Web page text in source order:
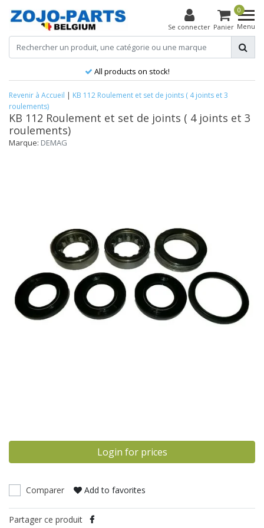
Se connecter
0
Panier Menu
All products on stock!
Revenir à Accueil | KB 112 Roulement et set de joints ( 4 joints et 3
roulements)
KB 112 Roulement et set de joints ( 4 joints et 3
roulements)
Marque: DEMAG
Login for prices
Comparer Add to favorites
Partager ce produit